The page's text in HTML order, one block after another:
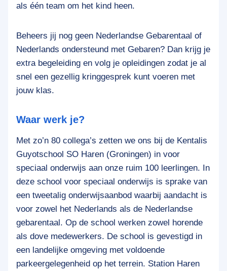
als één team om het kind heen.
Beheers jij nog geen Nederlandse Gebarentaal of
Nederlands ondersteund met Gebaren? Dan krijg je
extra begeleiding en volg je opleidingen zodat je al
snel een gezellig kringgesprek kunt voeren met
jouw klas.
Waar werk je?
Met zo’n 80 collega’s zetten we ons bij de Kentalis
Guyotschool SO Haren (Groningen) in voor
speciaal onderwijs aan onze ruim 100 leerlingen. In
deze school voor speciaal onderwijs is sprake van
een tweetalig onderwijsaanbod waarbij aandacht is
voor zowel het Nederlands als de Nederlandse
gebarentaal. Op de school werken zowel horende
als dove medewerkers. De school is gevestigd in
een landelijke omgeving met voldoende
parkeergelegenheid op het terrein. Station Haren